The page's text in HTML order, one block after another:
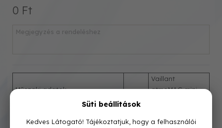
0 Ft
Műszaki adatok
Vaillant
atmoMAG mini
tartomány
Süti beállítások
Kedves Látogató! Tájékoztatjuk, hogy a felhasználói